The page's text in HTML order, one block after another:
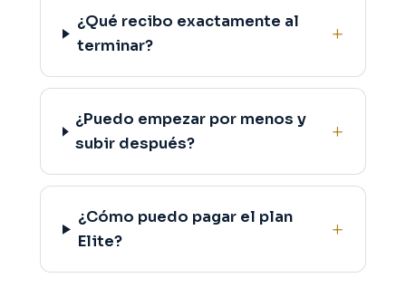
¿Qué recibo exactamente al
terminar?
¿Puedo empezar por menos y
subir después?
¿Cómo puedo pagar el plan
Elite?